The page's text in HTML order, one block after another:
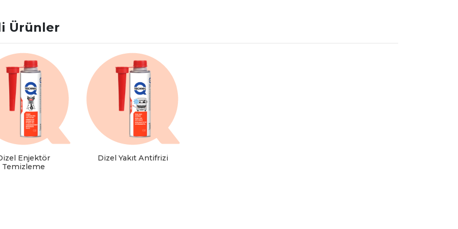
Ürünler
Enjektör
Temizleme
Dizel Yakıt Antifrizi